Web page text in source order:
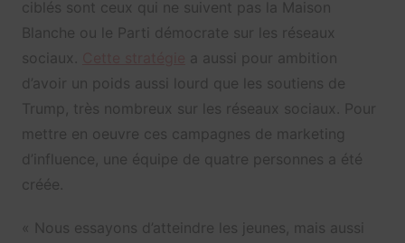
ciblés sont ceux qui ne suivent pas la Maison
Blanche ou le Parti démocrate sur les réseaux
sociaux.
a aussi pour ambition
d’avoir un poids aussi lourd que les soutiens de
Trump, très nombreux sur les réseaux sociaux. Pour
mettre en oeuvre ces campagnes de marketing
d’influence, une équipe de quatre personnes a été
créée.
« Nous essayons d’atteindre les jeunes, mais aussi